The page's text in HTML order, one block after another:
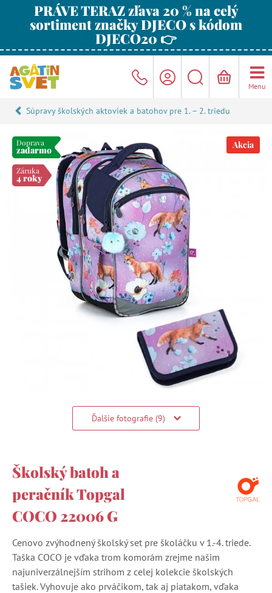
PRÁVE TERAZ zľava 20 % na celý
sortiment značky DJECO s kódom
DJECO20 👉
Menu
Súpravy školských aktoviek a batohov pre 1. – 2. triedu
Doprava
zadarmo
Záruka
4 roky
Akcia
Ďalšie fotografie (9)
Školský batoh a
peračník Topgal
COCO 22006 G
Cenovo zvýhodnený školský set pre školáčku v 1.-4. triede.
Taška COCO je vďaka trom komorám zrejme našim
najuniverzálnejším strihom z celej kolekcie školských
tašiek. Vyhovuje ako prváčikom, tak aj piatakom, vďaka